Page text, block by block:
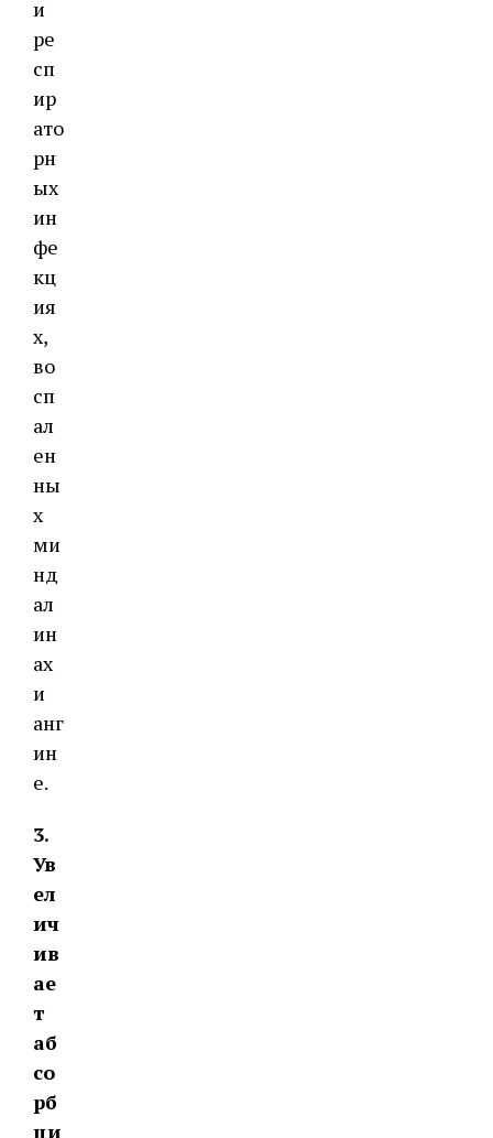
и
ре
сп
ир
ато
рн
ых
ин
фе
кц
ия
х,
во
сп
ал
ен
ны
х
ми
нд
ал
ин
ах
и
анг
ин
е.
3.
Ув
ел
ич
ив
ае
т
аб
со
рб
ци